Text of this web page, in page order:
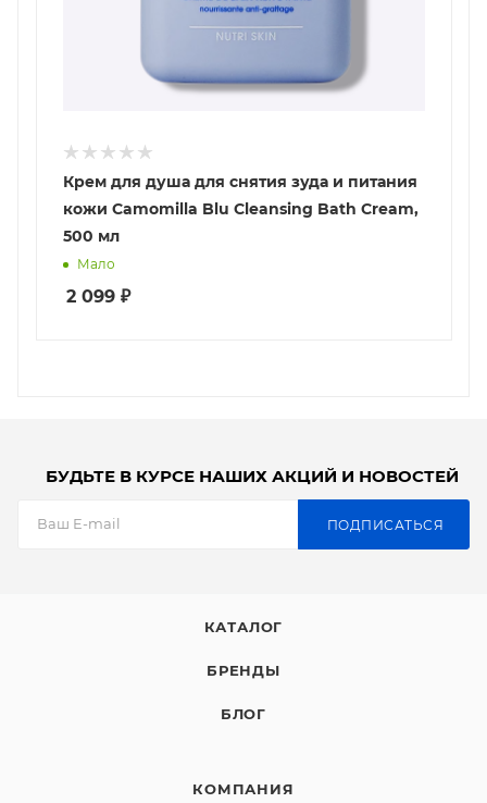
Крем для душа для снятия зуда и питания
кожи Camomilla Blu Cleansing Bath Cream,
500 мл
Мало
2 099 ₽
БУДЬТЕ В КУРСЕ НАШИХ АКЦИЙ И НОВОСТЕЙ
ПОДПИСАТЬСЯ
КАТАЛОГ
БРЕНДЫ
БЛОГ
КОМПАНИЯ